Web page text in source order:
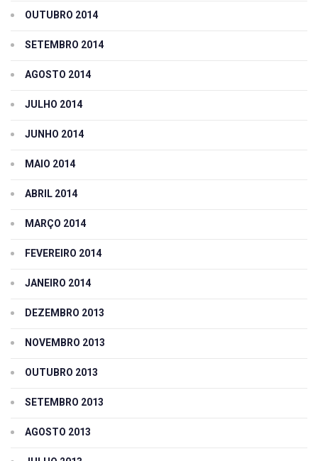
OUTUBRO 2014
SETEMBRO 2014
AGOSTO 2014
JULHO 2014
JUNHO 2014
MAIO 2014
ABRIL 2014
MARÇO 2014
FEVEREIRO 2014
JANEIRO 2014
DEZEMBRO 2013
NOVEMBRO 2013
OUTUBRO 2013
SETEMBRO 2013
AGOSTO 2013